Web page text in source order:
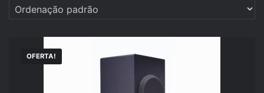
OFERTA!